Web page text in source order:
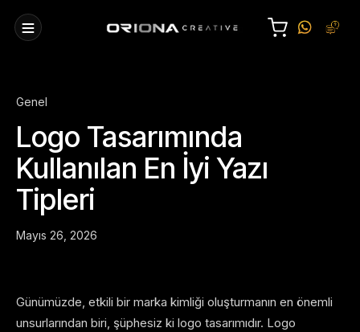
Genel
Logo Tasarımında
Kullanılan En İyi Yazı
Tipleri
Mayıs 26, 2026
Günümüzde, etkili bir marka kimliği oluşturmanın en önemli
unsurlarından biri, şüphesiz ki logo tasarımıdır. Logo